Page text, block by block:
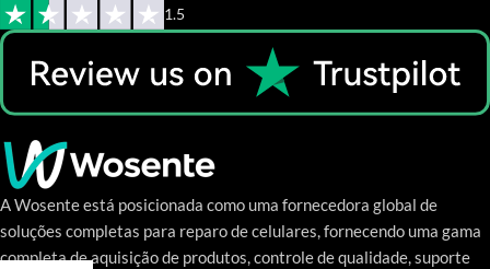
1.5
A Wosente está posicionada como uma fornecedora global de
soluções completas para reparo de celulares, fornecendo uma gama
completa de aquisição de produtos, controle de qualidade, suporte